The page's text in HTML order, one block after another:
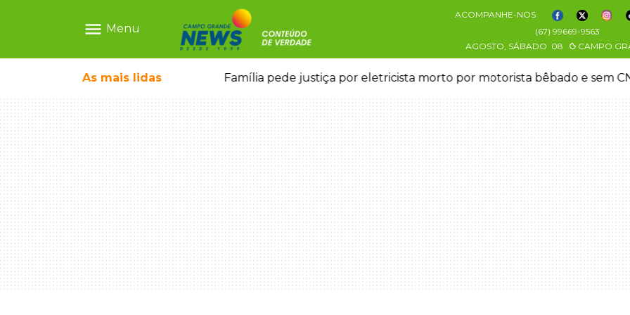
menu Menu
ACOMPANHE-NOS
(67) 99669-9563
AGOSTO, SÁBADO 08 CAMPO
As mais lidas
ganhar dia oficial em MS Família pede justiça por eletricista morto por motorista bêbado e sem